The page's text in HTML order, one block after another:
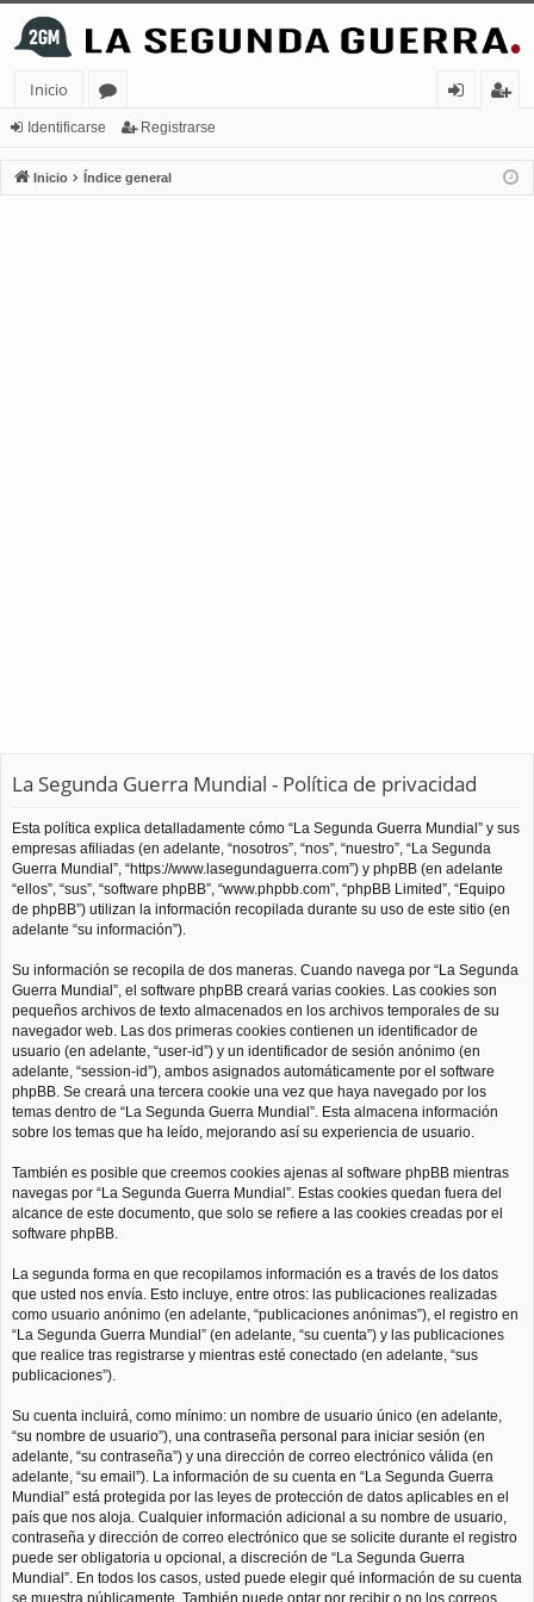
Inicio
or
os
nt
ifi
ist
ra
Identificarse Registrarse
Inicio Índice general
La Segunda Guerra Mundial - Política de privacidad
Esta política explica detalladamente cómo “La Segunda Guerra Mundial” y sus
empresas afiliadas (en adelante, “nosotros”, “nos”, “nuestro”, “La Segunda
Guerra Mundial”, “https://www.lasegundaguerra.com”) y phpBB (en adelante
“ellos”, “sus”, “software phpBB”, “www.phpbb.com”, “phpBB Limited”, “Equipo
de phpBB”) utilizan la información recopilada durante su uso de este sitio (en
adelante “su información”).
Su información se recopila de dos maneras. Cuando navega por “La Segunda
Guerra Mundial”, el software phpBB creará varias cookies. Las cookies son
pequeños archivos de texto almacenados en los archivos temporales de su
navegador web. Las dos primeras cookies contienen un identificador de
usuario (en adelante, “user-id”) y un identificador de sesión anónimo (en
adelante, “session-id”), ambos asignados automáticamente por el software
phpBB. Se creará una tercera cookie una vez que haya navegado por los
temas dentro de “La Segunda Guerra Mundial”. Esta almacena información
sobre los temas que ha leído, mejorando así su experiencia de usuario.
También es posible que creemos cookies ajenas al software phpBB mientras
navegas por “La Segunda Guerra Mundial”. Estas cookies quedan fuera del
alcance de este documento, que solo se refiere a las cookies creadas por el
software phpBB.
La segunda forma en que recopilamos información es a través de los datos
que usted nos envía. Esto incluye, entre otros: las publicaciones realizadas
como usuario anónimo (en adelante, “publicaciones anónimas”), el registro en
“La Segunda Guerra Mundial” (en adelante, “su cuenta”) y las publicaciones
que realice tras registrarse y mientras esté conectado (en adelante, “sus
publicaciones”).
Su cuenta incluirá, como mínimo: un nombre de usuario único (en adelante,
“su nombre de usuario”), una contraseña personal para iniciar sesión (en
adelante, “su contraseña”) y una dirección de correo electrónico válida (en
adelante, “su email”). La información de su cuenta en “La Segunda Guerra
Mundial” está protegida por las leyes de protección de datos aplicables en el
país que nos aloja. Cualquier información adicional a su nombre de usuario,
contraseña y dirección de correo electrónico que se solicite durante el registro
puede ser obligatoria u opcional, a discreción de “La Segunda Guerra
Mundial”. En todos los casos, usted puede elegir qué información de su cuenta
se muestra públicamente. También puede optar por recibir o no los correos